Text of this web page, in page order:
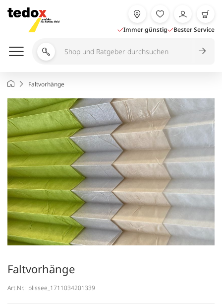
Inhalt
springen
Immer günstig Bester Service
Shop
durchsuchen
StartseiteFaltvorhänge
Faltvorhänge
Art.Nr.: plissee_1711034201339